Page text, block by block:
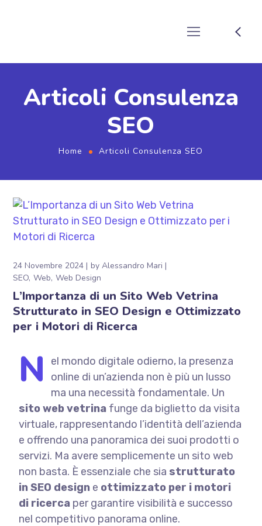
Articoli Consulenza
SEO
Home Articoli Consulenza SEO
24 Novembre 2024 byAlessandro Mari
SEO Web Web Design
L’Importanza di un Sito Web Vetrina
Strutturato in SEO Design e Ottimizzato
per i Motori di Ricerca
N
el mondo digitale odierno, la presenza
online di un’azienda non è più un lusso
ma una necessità fondamentale. Un
sito web vetrina funge da biglietto da visita
virtuale, rappresentando l’identità dell’azienda
e offrendo una panoramica dei suoi prodotti o
servizi. Ma avere semplicemente un sito web
non basta. È essenziale che sia strutturato
in SEO design e ottimizzato per i motori
di ricerca per garantire visibilità e successo
nel competitivo panorama online.